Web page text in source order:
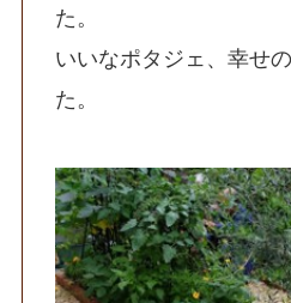
た。
いいなポタジェ、幸せ
た。